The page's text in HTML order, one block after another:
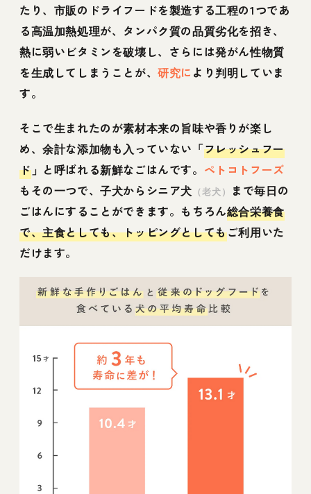
たり、市販のドライフードを製造する工程の1つであ
る高温加熱処理が、タンパク質の品質劣化を招き、
熱に弱いビタミンを破壊し、さらには発がん性物質
を生成してしまうことが、研究に より判明していま
す。
そこで生まれたのが素材本来の旨味や香りが楽し
め、余計な添加物も入っていない「フレッシュフー
ド」と呼ばれる新鮮なごはんです。 ペトコトフーズ
もその一つで、子犬からシニア犬 （老犬）
まで毎日の
ごはんにすることができます。もちろん総合栄養食
で、主食としても、トッピングとしてもご利用いた
だけます。